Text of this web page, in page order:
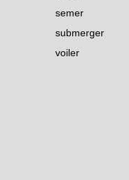
semer
submerger
voiler